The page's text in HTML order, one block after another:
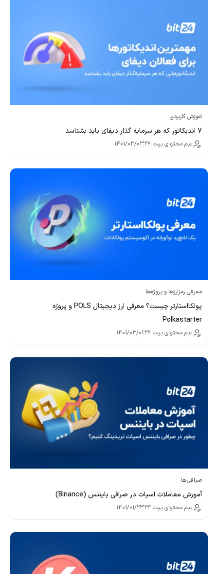
آموزش کاربردی
7 اندیکاتور که هر سرمایه گذار دیفای باید بشناسد
تیم محتوای بیت ۲۴ 1401/03/03
معرفی رمزارزها و پروژه‌ها
پولکااستارتر چیست؟ معرفی ارز دیجیتال POLS و پروژه
Polkastarter
تیم محتوای بیت ۲۴ 1401/03/01
صرافی‌ها
آموزش معاملات اسپات در صرافی بایننس (Binance)
تیم محتوای بیت ۲۴ 1401/01/23